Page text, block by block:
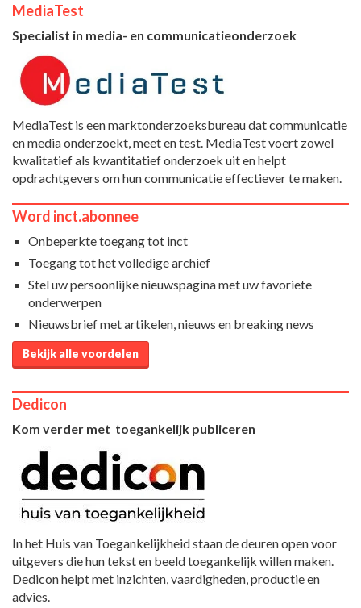
MediaTest
Specialist in media- en communicatieonderzoek
MediaTest is een marktonderzoeksbureau dat communicatie
en media onderzoekt, meet en test. MediaTest voert zowel
kwalitatief als kwantitatief onderzoek uit en helpt
opdrachtgevers om hun communicatie effectiever te maken.
Word inct.abonnee
Onbeperkte toegang tot inct
Toegang tot het volledige archief
Stel uw persoonlijke nieuwspagina met uw favoriete
onderwerpen
Nieuwsbrief met artikelen, nieuws en breaking news
Bekijk alle voordelen
Dedicon
Kom verder met toegankelijk publiceren
In het Huis van Toegankelijkheid staan de deuren open voor
uitgevers die hun tekst en beeld toegankelijk willen maken.
Dedicon helpt met inzichten, vaardigheden, productie en
advies.